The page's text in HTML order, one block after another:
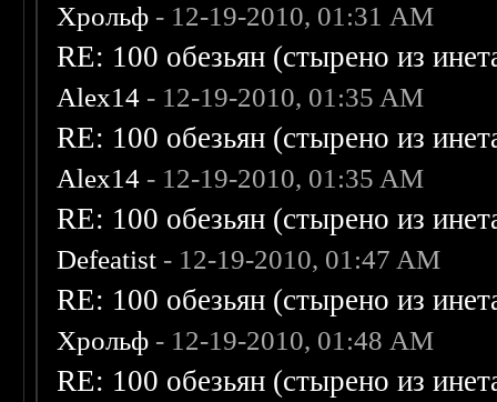
Хрольф - 12-19-2010, 01:31 AM
RE: 100 обезьян (стырено из
Alex14 - 12-19-2010, 01:35 AM
RE: 100 обезьян (стырено из
Alex14 - 12-19-2010, 01:35 AM
RE: 100 обезьян (стырено из
Defeatist - 12-19-2010, 01:47 AM
RE: 100 обезьян (стырено из
Хрольф - 12-19-2010, 01:48 AM
RE: 100 обезьян (стырено из